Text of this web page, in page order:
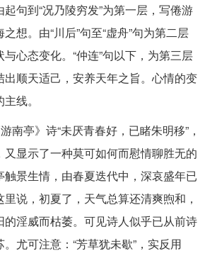
句到“况乃陵穷发”为第一层，写倦游
想。由“川后”句至“虚舟”句为第二层
心态变化。“仲连”句以下，为第三层
出顺天适己，安养天年之旨。心情的变
线。
南亭》诗“未厌青春好，已睹朱明移”，
又显示了一种莫可如何而慰情聊胜无的
景生情，由春夏迭代中，深哀盛年已
说，初夏了，天气总算还清爽煦和，
的淫威而枯萎。可见诗人似乎已从前诗
尤可注意：“芳草犹未歇”，实反用